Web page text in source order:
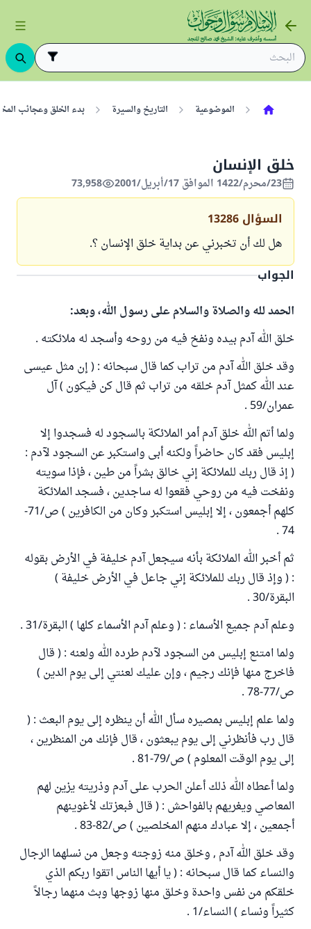
الموضوعية التاريخ والسيرة بدء الخلق وعجائب
خلق الإنسان
23/محرم/1422 الموافق 17/أبريل/2001 73,958
السؤال 13286
هل لك أن تخبرني عن بداية خلق الإنسان ؟.
الجواب
الحمد لله والصلاة والسلام على رسول الله، وبعد:
خلق الله آدم بيده ونفخ فيه من روحه وأسجد له ملائكته .
وقد خلق الله آدم من تراب كما قال سبحانه : ( إن مثل عيسى
عند الله كمثل آدم خلقه من تراب ثم قال كن فيكون ) آل
عمران/59 .
ولما أتم الله خلق آدم أمر الملائكة بالسجود له فسجدوا إلا
إبليس فقد كان حاضراً ولكنه أبى واستكبر عن السجود لآدم :
( إذ قال ربك للملائكة إني خالق بشراً من طين ، فإذا سويته
ونفخت فيه من روحي فقعوا له ساجدين ، فسجد الملائكة
كلهم أجمعون ، إلا إبليس استكبر وكان من الكافرين ) ص/71-
74 .
ثم أخبر الله الملائكة بأنه سيجعل آدم خليفة في الأرض بقوله
: ( وإذ قال ربك للملائكة إني جاعل في الأرض خليفة )
البقرة/30 .
وعلم آدم جميع الأسماء : ( وعلم آدم الأسماء كلها ) البقرة/31 .
ولما امتنع إبليس من السجود لآدم طرده الله ولعنه : ( قال
فاخرج منها فإنك رجيم ، وإن عليك لعنتي إلى يوم الدين )
ص/77-78 .
ولما علم إبليس بمصيره سأل الله أن ينظره إلى يوم البعث : (
قال رب فأنظرني إلى يوم يبعثون ، قال فإنك من المنظرين ،
إلى يوم الوقت المعلوم ) ص/79-81 .
ولما أعطاه الله ذلك أعلن الحرب على آدم وذريته يزين لهم
المعاصي ويغريهم بالفواحش : ( قال فبعزتك لأغوينهم
أجمعين ، إلا عبادك منهم المخلصين ) ص/82-83 .
وقد خلق الله آدم , وخلق منه زوجته وجعل من نسلهما الرجال
والنساء كما قال سبحانه : ( يا أيها الناس اتقوا ربكم الذي
خلقكم من نفس واحدة وخلق منها زوجها وبث منهما رجالاً
كثيراً ونساء ) النساء/1 .